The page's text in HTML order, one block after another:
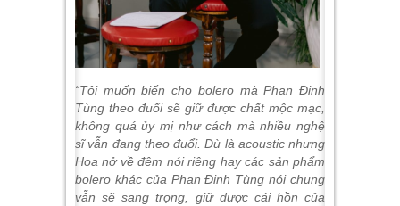
“Tôi muốn biến cho bolero mà Phan Đinh
Tùng theo đuổi sẽ giữ được chất mộc mạc,
không quá ủy mị như cách mà nhiều nghệ
sĩ vẫn đang theo đuổi. Dù là acoustic nhưng
Hoa nở về đêm nói riêng hay các sản phẩm
bolero khác của Phan Đinh Tùng nói chung
vẫn sẽ sang trọng, giữ được cái hồn của